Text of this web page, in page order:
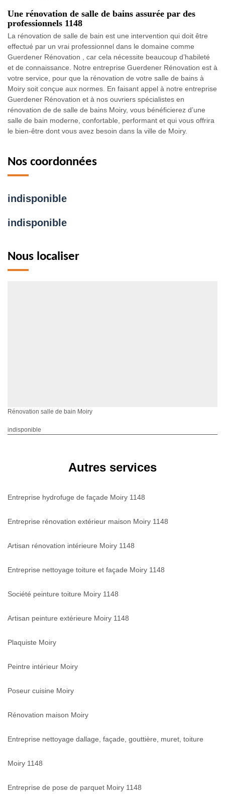
Une rénovation de salle de bains assurée par des
professionnels 1148
La rénovation de salle de bain est une intervention qui doit être
effectué par un vrai professionnel dans le domaine comme
Guerdener Rénovation , car cela nécessite beaucoup d’habileté
et de connaissance. Notre entreprise Guerdener Rénovation est à
votre service, pour que la rénovation de votre salle de bains à
Moiry soit conçue aux normes. En faisant appel à notre entreprise
Guerdener Rénovation et à nos ouvriers spécialistes en
rénovation de de salle de bains Moiry, vous bénéficierez d’une
salle de bain moderne, confortable, performant et qui vous offrira
le bien-être dont vous avez besoin dans la ville de Moiry.
Nos coordonnées
indisponible
indisponible
Nous localiser
Rénovation salle de bain Moiry
indisponible
Autres services
Entreprise hydrofuge de façade Moiry 1148
Entreprise rénovation extérieur maison Moiry 1148
Artisan rénovation intérieure Moiry 1148
Entreprise nettoyage toiture et façade Moiry 1148
Société peinture toiture Moiry 1148
Artisan peinture extérieure Moiry 1148
Plaquiste Moiry
Peintre intérieur Moiry
Poseur cuisine Moiry
Rénovation maison Moiry
Entreprise nettoyage dallage, façade, gouttière, muret, toiture
Moiry 1148
Entreprise de pose de parquet Moiry 1148